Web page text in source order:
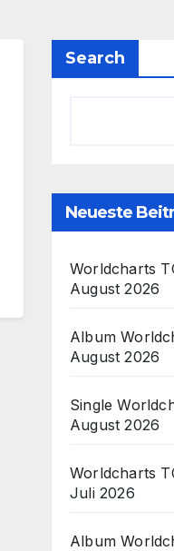
Search
Neueste
Worldcharts
August 2026
Album
August 2026
Single
August 2026
Worldcharts
Juli 2026
Album